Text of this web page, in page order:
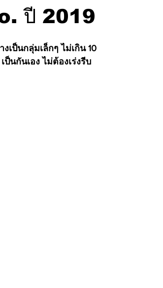
ปี 2019
เป็นกลุ่มเล็กๆ ไม่เกิน 10
นกันเอง ไม่ต้องเร่งรีบ